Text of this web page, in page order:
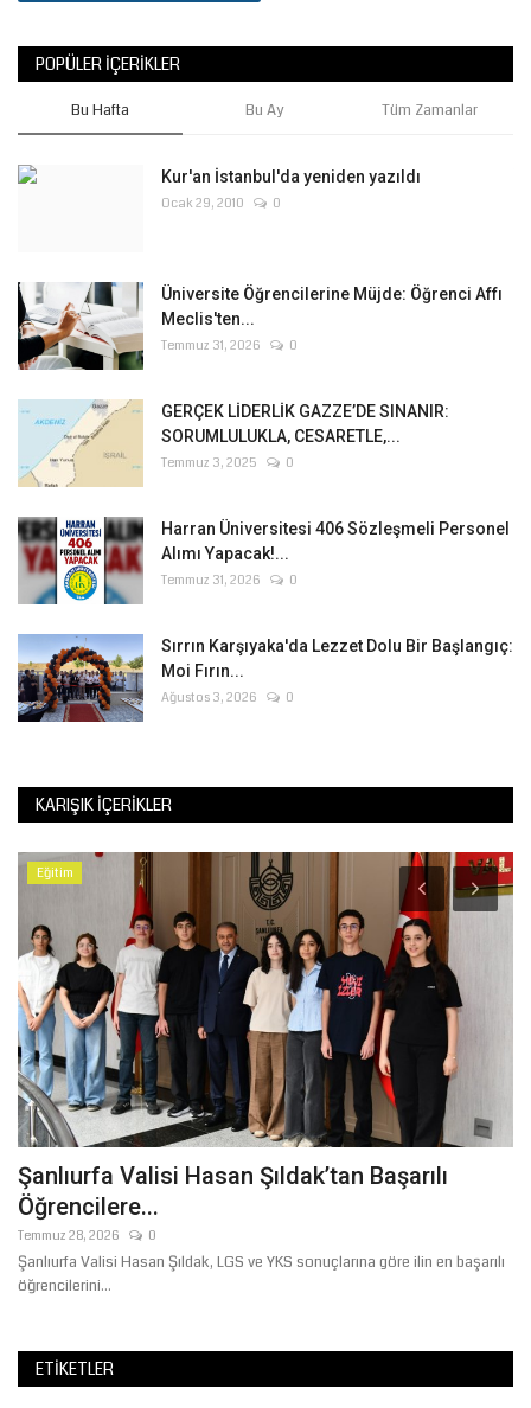
POPÜLER İÇERIKLER
Bu Hafta Bu Ay Tüm Zamanlar
Kur'an İstanbul'da yeniden yazıldı
Ocak 29, 2010 0
Üniversite Öğrencilerine Müjde: Öğrenci Affı
Meclis'ten...
Temmuz 31, 2026 0
GERÇEK LİDERLİK GAZZE’DE SINANIR:
SORUMLULUKLA, CESARETLE,...
Temmuz 3, 2025 0
Harran Üniversitesi 406 Sözleşmeli Personel
Alımı Yapacak!...
Temmuz 31, 2026 0
Sırrın Karşıyaka'da Lezzet Dolu Bir Başlangıç:
Moi Fırın...
Ağustos 3, 2026 0
KARIŞIK İÇERIKLER
Eğitim
Şanlıurfa Valisi Hasan Şıldak’tan Başarılı
Öğrencilere...
Temmuz 28, 2026 0
Şanlıurfa Valisi Hasan Şıldak, LGS ve YKS sonuçlarına göre ilin en başarılı
öğrencilerini...
ETIKETLER